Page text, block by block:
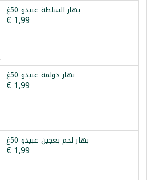
بهار السلطة عبيدو 50غ
€ 1,99
بهار دولمة عبيدو 50غ
€ 1,99
بهار لحم بعجين عبيدو 50غ
€ 1,99